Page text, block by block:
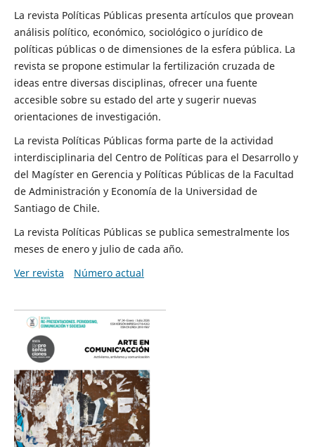
La revista Políticas Públicas presenta artículos que provean
análisis político, económico, sociológico o jurídico de
políticas públicas o de dimensiones de la esfera pública. La
revista se propone estimular la fertilización cruzada de
ideas entre diversas disciplinas, ofrecer una fuente
accesible sobre su estado del arte y sugerir nuevas
orientaciones de investigación.
La revista Políticas Públicas forma parte de la actividad
interdisciplinaria del Centro de Políticas para el Desarrollo y
del Magíster en Gerencia y Políticas Públicas de la Facultad
de Administración y Economía de la Universidad de
Santiago de Chile.
La revista Políticas Públicas se publica semestralmente los
meses de enero y julio de cada año.
Ver revista
Número actual